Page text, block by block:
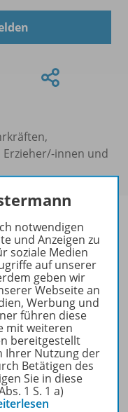
innen und
notwendigen
und Anzeigen zu
soziale Medien
auf unserer
geben wir
Webseite an
Werbung und
führen diese
mit weiteren
bereitgestellt
Ihrer Nutzung der
Betätigen des
Sie in diese
1 S. 1 a)